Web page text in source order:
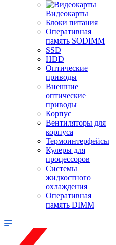
Видеокарты
Блоки питания
Оперативная
память SODIMM
SSD
HDD
Оптические
приводы
Внешние
оптические
приводы
Корпус
Вентиляторы для
корпуса
Термоинтерфейсы
Кулеры для
процессоров
Системы
жидкостного
охлаждения
Оперативная
память DIMM